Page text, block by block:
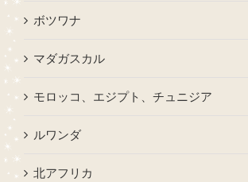
ボツワナ
マダガスカル
モロッコ、エジプト、チュニジア
ルワンダ
北アフリカ